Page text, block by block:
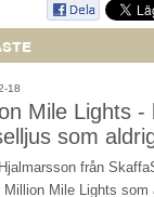
18
Mile Lights -
som
från
Million Mile Lights